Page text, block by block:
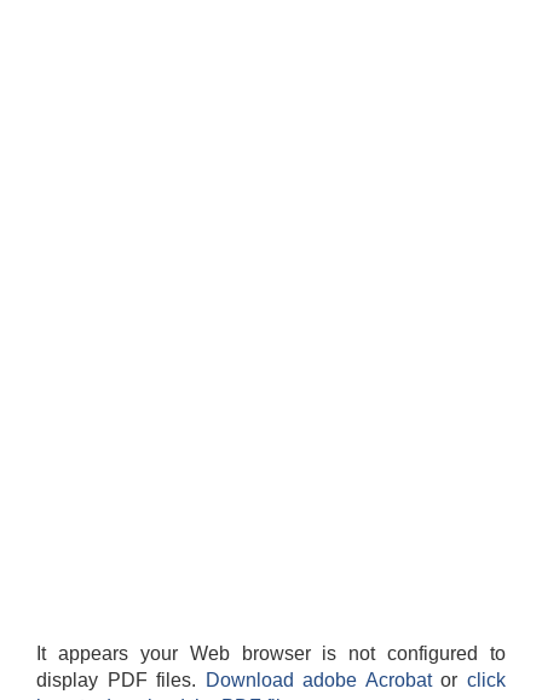
It appears your Web browser is not configured to
display PDF files.
Download adobe Acrobatorclick